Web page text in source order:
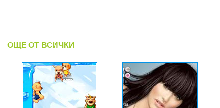
ОЩЕ ОТ ВСИЧКИ